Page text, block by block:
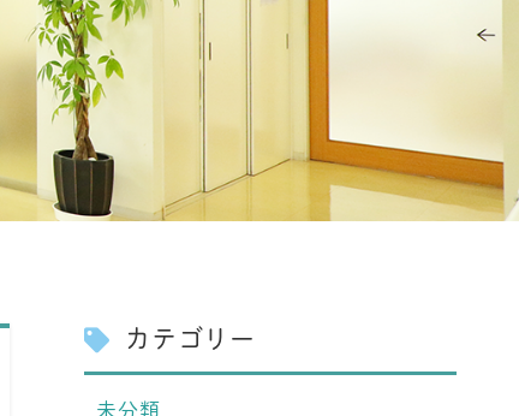
カテゴリー
未分類